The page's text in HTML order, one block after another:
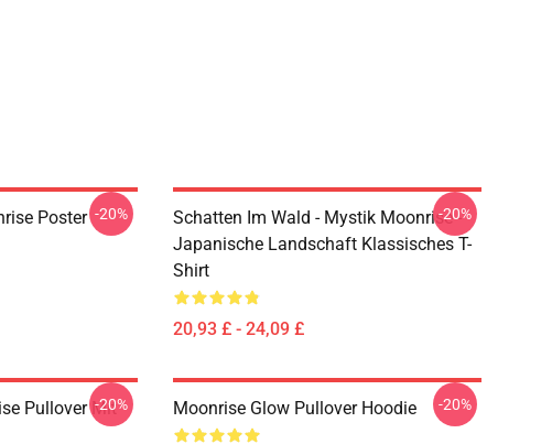
Poster -20%
Schatten Im Wald - Mystik Moonrise -
Japanische Landschaft Klassisches T-
Shirt
20,93 £ - 24,09 £
-20%
Pullover Mit
-20% Moonrise Glow Pullover Hoodie -20%